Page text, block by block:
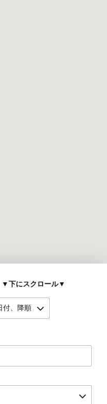
下にスクロール▼
付、降順